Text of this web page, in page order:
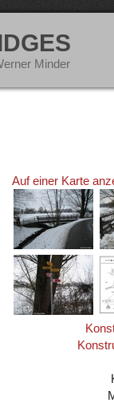
Minder
Auf einer Karte